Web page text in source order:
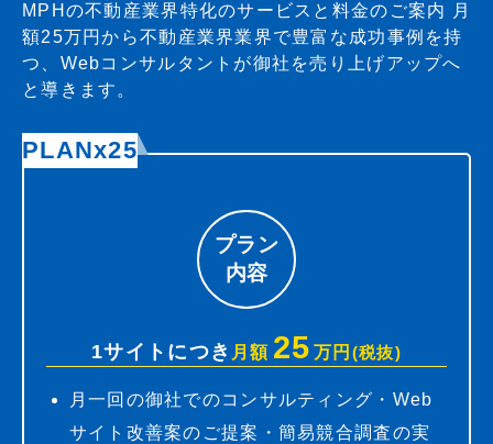
MPHの不動産業界特化のサービスと料金のご案内
月
額25万円から不動産業界業界で豊富な成功事例を持
つ、Webコンサルタントが御社を売り上げアップへ
と導きます。
PLANx25
プラン
内容
1サイトにつき 月額 25 万円 (税抜)
月一回の御社でのコンサルティング・Web
サイト改善案のご提案・簡易競合調査の実